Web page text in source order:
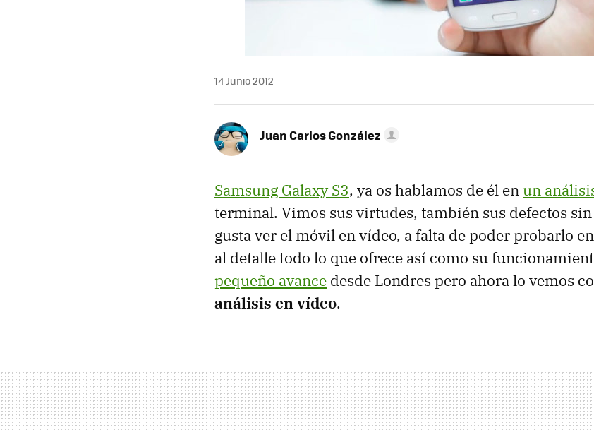
14 Junio 2012
Juan Carlos González
Samsung Galaxy S3, ya os hablamos de él enun
terminal. Vimos sus virtudes, también sus defectos
gusta ver el móvil en vídeo, a falta de poder probarlo
al detalle todo lo que ofrece así como su
pequeño avance desde Londres pero ahora lo vemos
análisis en vídeo.